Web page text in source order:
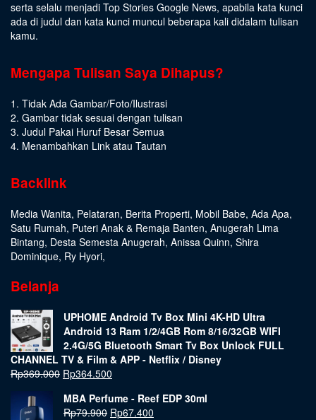
serta selalu menjadi Top Stories Google News, apabila kata kunci
ada di judul dan kata kunci muncul beberapa kali didalam tulisan
kamu.
Mengapa Tulisan Saya Dihapus?
1. Tidak Ada Gambar/Foto/Ilustrasi
2. Gambar tidak sesuai dengan tulisan
3. Judul Pakai Huruf Besar Semua
4. Menambahkan Link atau Tautan
Backlink
Media Wanita, Pelataran, Berita Properti, Mobil Babe, Ada Apa,
Satu Rumah, Puteri Anak & Remaja Banten, Anugerah Lima
Bintang, Desta Semesta Anugerah, Anissa Quinn, Shira
Dominique, Ry Hyori,
Belanja
UPHOME Android Tv Box Mini 4K-HD Ultra
Android 13 Ram 1/2/4GB Rom 8/16/32GB WIFI
2.4G/5G Bluetooth Smart Tv Box Unlock FULL
CHANNEL TV & Film & APP - Netflix / Disney
Rp369.000 Rp364.500
MBA Perfume - Reef EDP 30ml
Rp79.900 Rp67.400